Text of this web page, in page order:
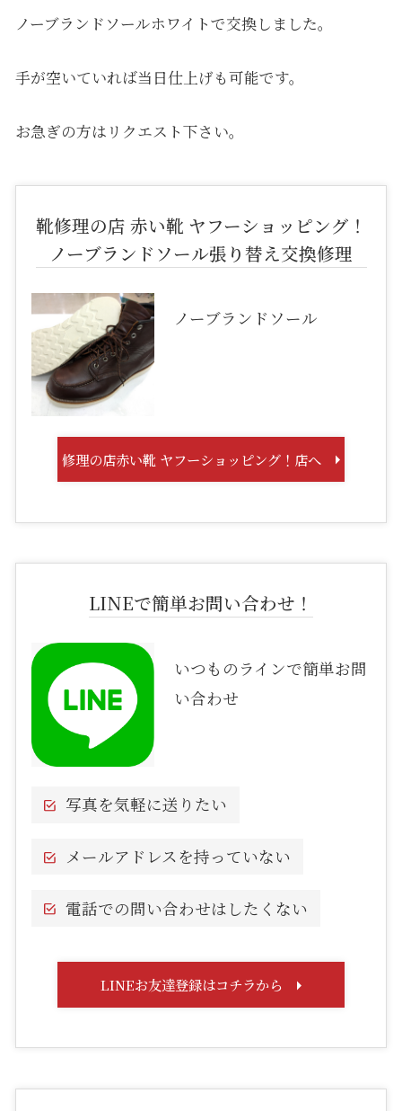
ノーブランドソールホワイトで交換しました。
手が空いていれば当日仕上げも可能です。
お急ぎの方はリクエスト下さい。
靴修理の店 赤い靴 ヤフーショッピング！
ノーブランドソール張り替え交換修理
ノーブランドソール
修理の店赤い靴 ヤフーショッピング！店へ
LINEで簡単お問い合わせ！
いつものラインで簡単お問
い合わせ
写真を気軽に送りたい
メールアドレスを持っていない
電話での問い合わせはしたくない
LINEお友達登録はコチラから